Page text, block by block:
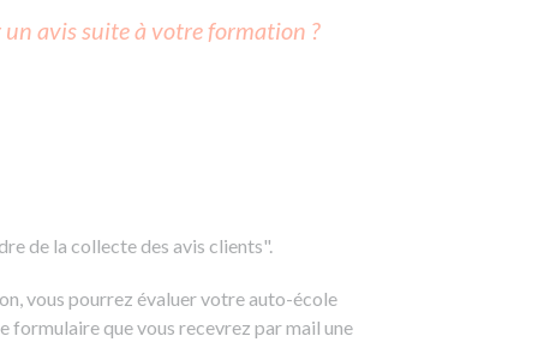
avis suite à votre formation ?
de la collecte des avis clients".
vous pourrez évaluer votre auto-école
formulaire que vous recevrez par mail une